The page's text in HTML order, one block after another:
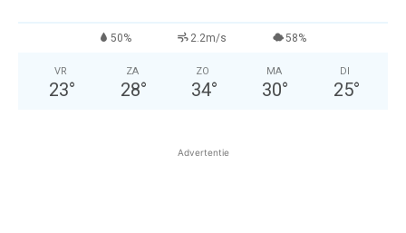
50% 2.2m/s 58%
VR
23°
ZA
28°
ZO
34°
MA
30°
DI
25°
Advertentie